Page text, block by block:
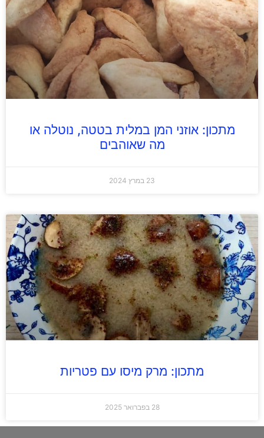
מתכון: אוזני המן במלית בטטה, נוטלה או
מה שאוהבים
23 במרץ 2024
מתכון: מרק מיסו עם פטריות
28 בפברואר 2025